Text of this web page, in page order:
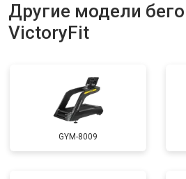
Другие модели
VictoryFit
GYM-8009